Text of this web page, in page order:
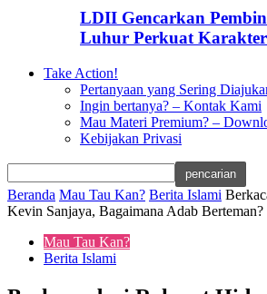
LDII Gencarkan
Luhur Perkuat Karakter
Take Action!
Pertanyaan yang Sering
Ingin bertanya? – Kontak Kami
Mau Materi Premium? –
Kebijakan Privasi
Beranda Mau Tau Kan? Berita Islami
Kevin Sanjaya, Bagaimana Adab Berteman?
Mau Tau Kan?
Berita Islami